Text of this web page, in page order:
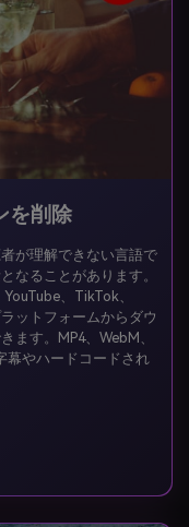
を削除
が理解できない言語で
なることがあります。
、TikTok、
ットフォームからダウ
ます。MP4、WebM、
幕やハードコードされ